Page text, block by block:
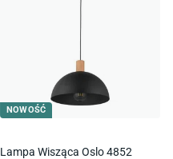
NOWOŚĆ
Lampa Wisząca Oslo 4852